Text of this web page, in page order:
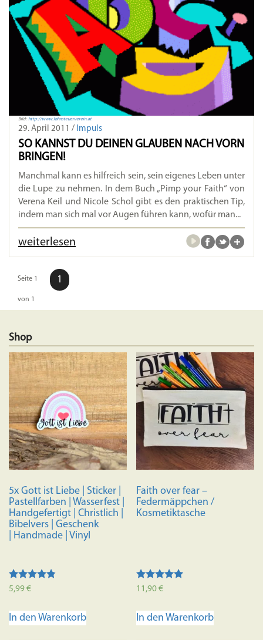
Bild: http://www.lohnsteuerverein.at
29. April 2011 / Impuls
SO KANNST DU DEINEN GLAUBEN NACH VORN
BRINGEN!
Manchmal kann es hilfreich sein, sein eigenes Leben unter
die Lupe zu nehmen. In dem Buch „Pimp your Faith“ von
Verena Keil und Nicole Schol gibt es den praktischen Tip,
indem man sich mal vor Augen führen kann, wofür man...
weiterlesen
Seite 1
von 1
1
Shop
5x Gott ist Liebe | Sticker |
Pastellfarben | Wasserfest |
Handgefertigt | Christlich |
Bibelvers | Geschenk
| Handmade | Vinyl
Bewertet
von 5
5,99€
In den Warenkorb
Faith over fear –
Federmäppchen /
Kosmetiktasche
Bewertet mit
11,90€
In den Warenkorb